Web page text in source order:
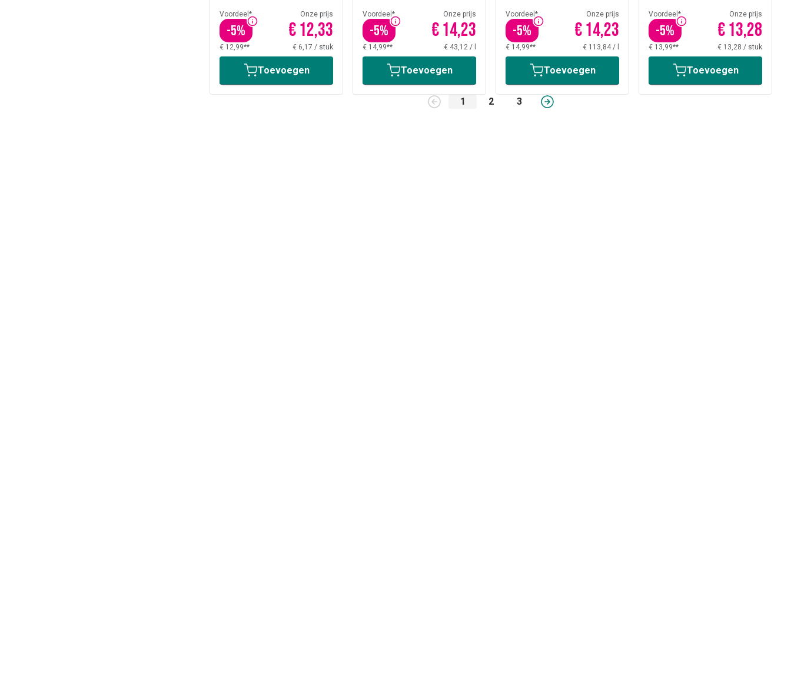
Voordeel*
-5%
Onze prijs
€ 12,33
€ 12,99** € 6,17 / stuk
Toevoegen
Voordeel*
-5%
Onze prijs
€ 14,23
€ 14,99** € 43,12 /
Toevoegen
Voordeel*
-5%
Onze prijs
€ 14,23
€ 14,99** € 113,84 /
Toevoegen
Voordeel*
-5%
Onze prijs
€ 13,28
€ 13,99** € 13,28 / stuk
Toevoegen
1 2 3